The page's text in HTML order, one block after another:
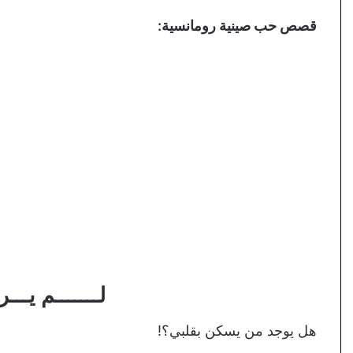
قصص حب صينية رومانسية:
لـــــــم
هل يوجد من يسكن بقلبي؟!